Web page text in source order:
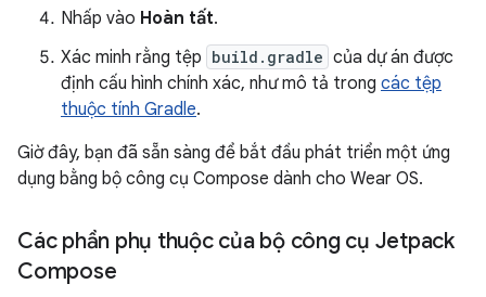
Nhấp vào Hoàn tất.
Xác minh rằng tệp build.gradle của dự án được
định cấu hình chính xác, như mô tả trong các tệp
thuộc tính Gradle.
Giờ đây, bạn đã sẵn sàng để bắt đầu phát triển một ứng
dụng bằng bộ công cụ Compose dành cho Wear OS.
Các phần phụ thuộc của bộ công cụ Jetpack
Compose